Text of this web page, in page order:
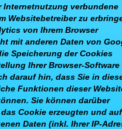
Internetnutzung verbundene
Websitebetreiber zu
von Ihrem Browser
mit anderen Daten von
Speicherung der Cookies
Ihrer Browser-Software
darauf hin, dass Sie in
Funktionen dieser
Sie können darüber
Cookie erzeugten und auf
Daten (inkl. Ihrer IP-